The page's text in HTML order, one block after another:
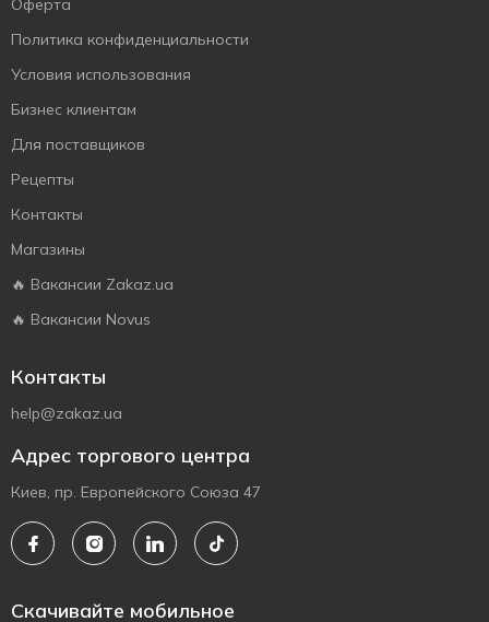
Оферта
Политика конфиденциальности
Условия использования
Бизнес клиентам
Для поставщиков
Рецепты
Контакты
Магазины
🔥 Вакансии Zakaz.ua
🔥 Вакансии Novus
Контакты
help@zakaz.ua
Адрес торгового центра
Киев, пр. Европейского Союза 47
Скачивайте мобильное